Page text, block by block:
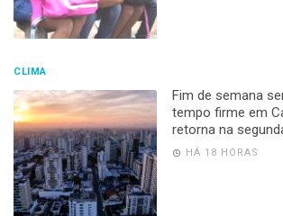
CLIMA
Fim de semana
tempo firme em
retorna na
HÁ 18 HORAS